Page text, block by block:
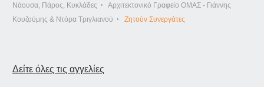
Νάουσα, Πάρος, Κυκλάδες
Αρχιτεκτονικό Γραφείο ΟΜΑΣ - Γιάννης
Κουζούμης & Ντόρα Τριγλιανού
Ζητούν Συνεργάτες
Δείτε όλες τις αγγελίες